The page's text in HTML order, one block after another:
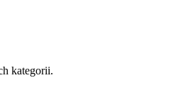
kategorii.